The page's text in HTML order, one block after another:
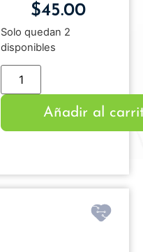
$45.00
Solo quedan 2
disponibles
Añadir al